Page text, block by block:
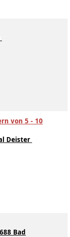
von 5 - 10
Deister
Bad